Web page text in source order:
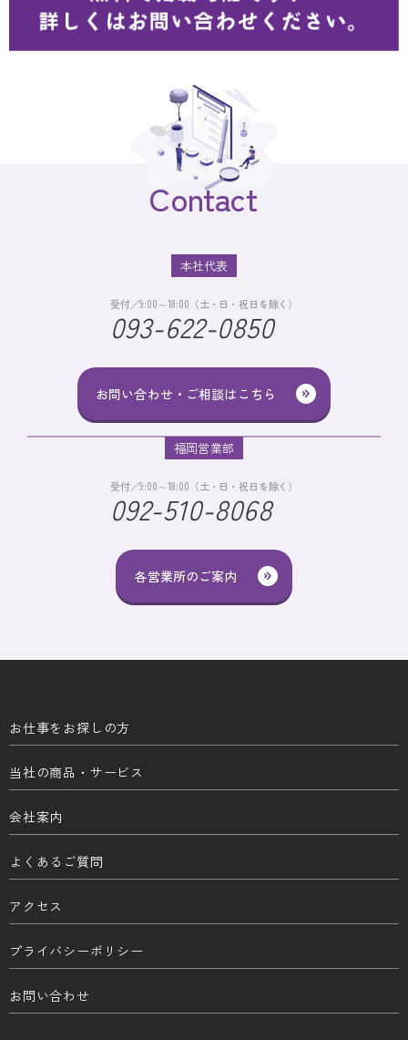
Contact
お問い合わせ・ご相談はこちら
本社代表
受付／9:00～18:00（土・日・祝日を除く）
093-622-0850
各営業所のご案内
福岡営業部
受付／9:00～18:00（土・日・祝日を除く）
092-510-8068
お仕事をお探しの方
当社の商品・サービス
会社案内
よくあるご質問
アクセス
プライバシーポリシー
お問い合わせ